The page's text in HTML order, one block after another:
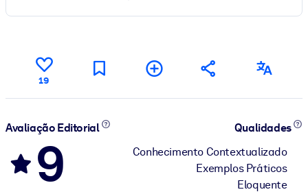
19
Avaliação Editorial
9
Qualidades
Conhecimento Contextualizado
Exemplos Práticos
Eloquente